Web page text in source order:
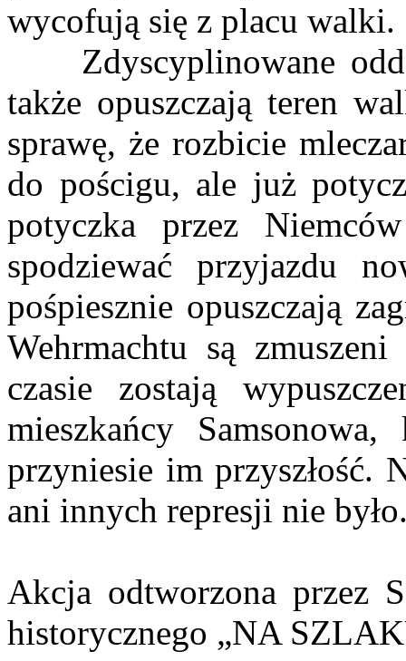
wycofują się z placu walki.
Zdyscyplinowane
także opuszczają teren
sprawę, że rozbicie
do pościgu, ale już
potyczka przez
spodziewać przyjazdu
pośpiesznie opuszczają
Wehrmachtu są
czasie zostają
mieszkańcy
przyniesie im przyszłość.
ani innych represji nie
Akcja odtworzona przez
historycznego „NA